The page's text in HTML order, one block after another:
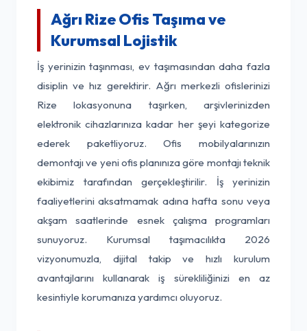
Ağrı Rize Ofis Taşıma ve
Kurumsal Lojistik
İş yerinizin taşınması, ev taşımasından daha fazla
disiplin ve hız gerektirir. Ağrı merkezli ofislerinizi
Rize lokasyonuna taşırken, arşivlerinizden
elektronik cihazlarınıza kadar her şeyi kategorize
ederek paketliyoruz. Ofis mobilyalarınızın
demontajı ve yeni ofis planınıza göre montajı teknik
ekibimiz tarafından gerçekleştirilir. İş yerinizin
faaliyetlerini aksatmamak adına hafta sonu veya
akşam saatlerinde esnek çalışma programları
sunuyoruz. Kurumsal taşımacılıkta 2026
vizyonumuzla, dijital takip ve hızlı kurulum
avantajlarını kullanarak iş sürekliliğinizi en az
kesintiyle korumanıza yardımcı oluyoruz.